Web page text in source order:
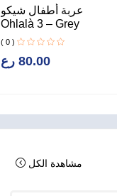
عربة أطفال شيكو
Ohlalà 3 – Grey
Mist
( 0 )
80.00 رع
مشاهدة الكل